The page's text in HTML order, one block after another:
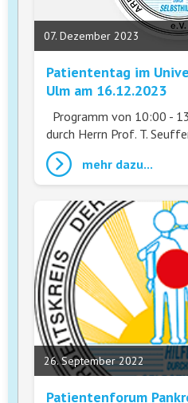
07. Dezember 2023
Patiententag im
Ulm am 16.12.2023
Programm von 10:00 -
durch Herrn Prof. T.
mehr dazu...
26. September 2022
Patientenforum